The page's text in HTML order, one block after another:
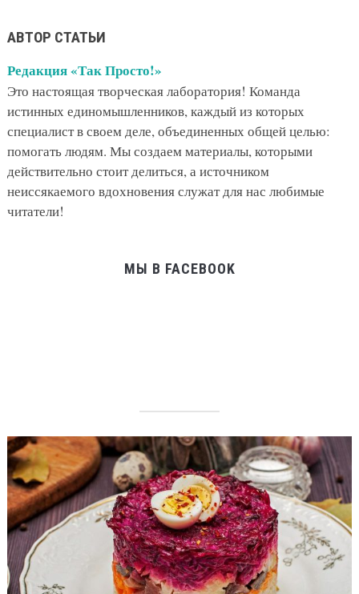
АВТОР СТАТЬИ
Редакция «Так Просто!»
Это настоящая творческая лаборатория! Команда
истинных единомышленников, каждый из которых
специалист в своем деле, объединенных общей целью:
помогать людям. Мы создаем материалы, которыми
действительно стоит делиться, а источником
неиссякаемого вдохновения служат для нас любимые
читатели!
МЫ В FACEBOOK